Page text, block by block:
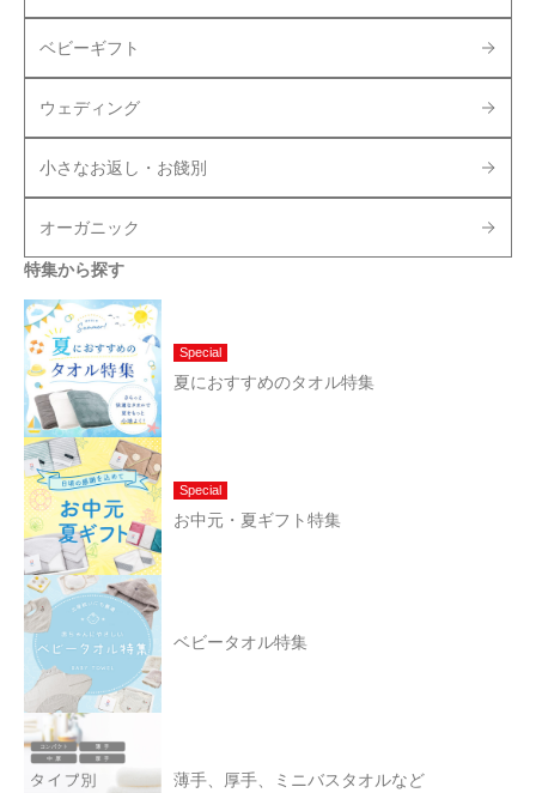
ベビーギフト
ウェディング
小さなお返し・お餞別
オーガニック
特集から探す
Special
夏におすすめのタオル特集
Special
お中元・夏ギフト特集
ベビータオル特集
薄手、厚手、ミニバスタオルなど